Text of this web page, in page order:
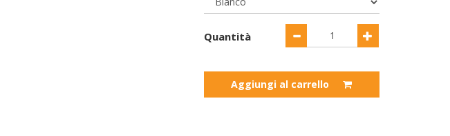
Quantità
Aggiungi al carrello